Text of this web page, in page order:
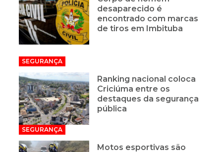
desaparecido é
encontrado com marcas
de tiros em Imbituba
SEGURANÇA
Ranking nacional coloca
Criciúma entre os
destaques da segurança
pública
SEGURANÇA
Motos esportivas são